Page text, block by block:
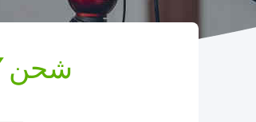
شحن SUSHI TRAY إلى جمهورية التشيك